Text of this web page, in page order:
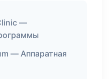
—
— Аппаратная